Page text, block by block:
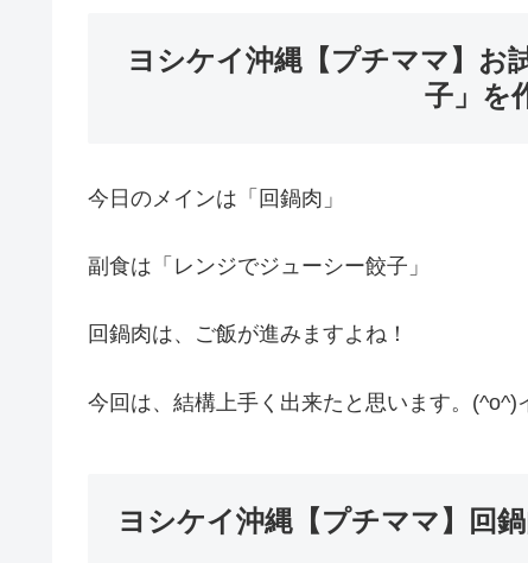
ヨシケイ沖縄【プチママ】お
子」を
今日のメインは「回鍋肉」
副食は「レンジでジューシー餃子」
回鍋肉は、ご飯が進みますよね！
今回は、結構上手く出来たと思います。(^o^)
ヨシケイ沖縄【プチママ】回